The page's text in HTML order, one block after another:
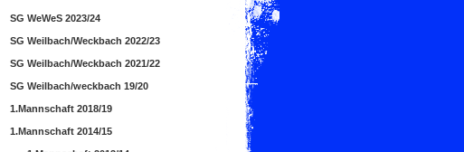
SG WeWeS 2023/24
SG Weilbach/Weckbach 2022/23
SG Weilbach/Weckbach 2021/22
SG Weilbach/weckbach 19/20
1.Mannschaft 2018/19
1.Mannschaft 2014/15